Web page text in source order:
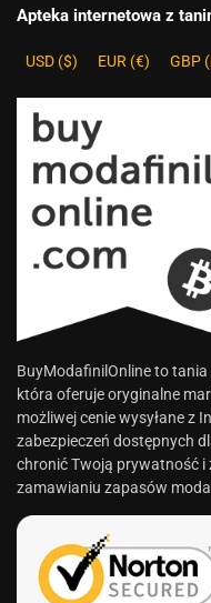
Apteka internetowa z
USD ($) EUR (€) GBP
BuyModafinilOnline to
która oferuje oryginalne
możliwej cenie wysyłane z
zabezpieczeń dostępnych
chronić Twoją prywatność
zamawianiu zapasów